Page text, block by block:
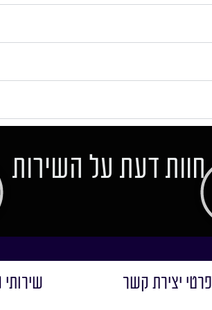
חוות דעת על השירות
פרטי יצירת קשר